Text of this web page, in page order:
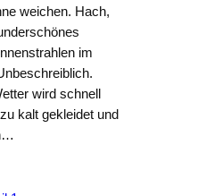
weichen. Hach,
im
wird schnell
kalt gekleidet und